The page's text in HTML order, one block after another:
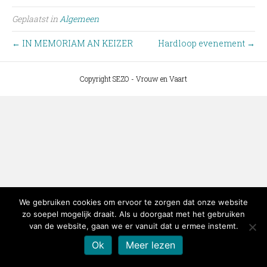
Geplaatst inAlgemeen
← IN MEMORIAM AN KEIZER Hardloop evenement →
Copyright SEZO - Vrouw en Vaart
We gebruiken cookies om ervoor te zorgen dat onze website
zo soepel mogelijk draait. Als u doorgaat met het gebruiken
van de website, gaan we er vanuit dat u ermee instemt.
Ok Meer lezen